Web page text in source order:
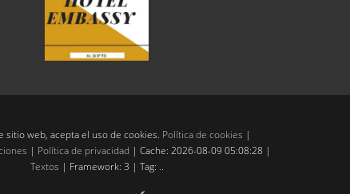
sitio web, acepta el uso de cookies. Política de cookies |
| Política de privacidad | Cache: 2026-08-09 05:08:28 |
Textos | Framework: 3 | Tag: ..